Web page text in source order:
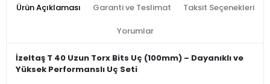
Ürün Açıklaması Garanti ve Teslimat Taksit Seçenekleri
Yorumlar
İzeltaş T 40 Uzun Torx Bits Uç (100mm) – Dayanıklı ve
Yüksek Performanslı Uç Seti